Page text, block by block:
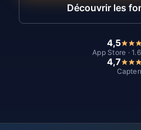
Découvrir les
4,5
App Store ·
4,7